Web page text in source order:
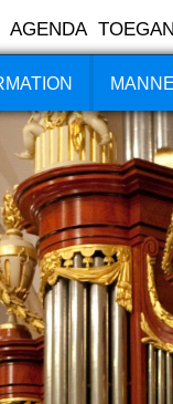
AGENDA